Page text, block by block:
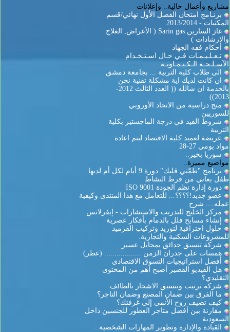
مشاريع وأعمال حالية.. وإعلانات
برنـامج امتحان الفصل الأول نهائي/قسم
المكتبات - 2013/2014
غاز السارين Sarin gas ( الأعراض, العلاج
والارشادات )
أحكام فقه الجهاد
تـعـلـيـمـات فـي حـال اسـتـخـدام
الآسـلـحـة الـكـيـمـاويـة
الى طلاب كلية التربية ... بجامعة دمشق
ان كانت لديك اية مشكلة تقنية نحن
بالخدمة ان شالله (( العدد الثالث 2012-
2013))
منح دراسية من الاتحاد الأوروبي
للسوريين
شروط القيد في درجة الماجستير بكلية
التربية
عريضة لعميد كلية الاقتصاد ليتم اعادة
مواد يومي 27-28
سوريا بخير..
مواضيع مميزة..
برنامج "طمّني قلبك" دورة 9 أيام لكل أم لديها
طفل يعاني من فرط النشاط
دورة إدارة نظم الجودة ISO 9001
عضو جديد!؟؟؟؟... للتعامل مع هذا المنتدى وكيفية
عمله.... شرح
مركز الخليج للتدريب والاستشارات - إيفرلانس
إنشاء مسابح فلل بالدمام بأفكار عصرية
حلول احترافية لتوريد وتركيب القرميد
للمشروعات السكنية والتجارية.
شركة تنسيق حدائق بمحايل عسير
همسات على جدران الزمن .................. (عطر)
أفضل استراتيجيات التسوق الاقتصادي
هل الفيديو القصير أصبح أهم من المحتوى
التقليدي؟
شركة ترتيب وتنسيق الاشجار بالطائف
ما الفرق بين ضمان المصنع وضمان التاجر؟
كيف تضيف روح الأنمي إلى غرفتك؟
مقارنة بين أفضل متاجر العطور للجنسين داخل
السعودية
القيادة والإدارة وتطوير المهارات الشخصية :